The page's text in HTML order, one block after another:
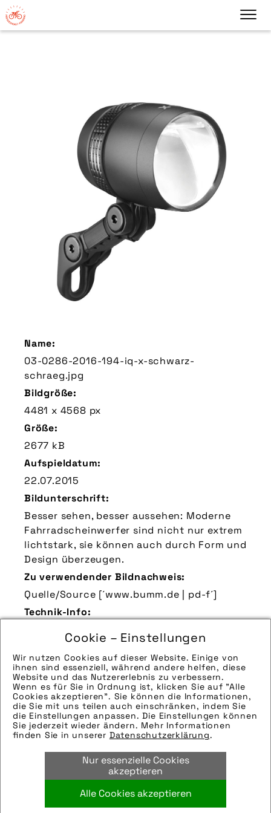
Cookie – Einstellungen
Wir nutzen Cookies auf dieser Website. Einige von
ihnen sind essenziell, während andere helfen, diese
Website und das Nutzererlebnis zu verbessern.
Wenn es für Sie in Ordnung ist, klicken Sie auf "Alle
Cookies akzeptieren". Sie können die Informationen,
die Sie mit uns teilen auch einschränken, indem Sie
die Einstellungen anpassen. Die Einstellungen können
Sie jederzeit wieder ändern. Mehr Informationen
finden Sie in unserer Datenschutzerklärung.
Nur essenzielle Cookies
akzeptieren
Alle Cookies akzeptieren
Name:
03-0286-2016-194-iq-x-schwarz-
schraeg.jpg
Bildgröße:
4481 x 4568 px
Größe:
2677 kB
Aufspieldatum:
22.07.2015
Bildunterschrift:
Besser sehen, besser aussehen: Moderne
Fahrradscheinwerfer sind nicht nur extrem
lichtstark, sie können auch durch Form und
Design überzeugen.
Zu verwendender Bildnachweis:
Quelle/Source [´www.bumm.de | pd-f´]
Technik-Info:
eingefügt. Sie können uns aber gern auch
per E-Mail oder Telefon kontaktieren, wir
helfen gerne weiter.
Tags:
beleuchtung,design, fronststrahler,
frontleuchte,frontscheinwerfer,
frontstrahler,lampe,led,led-scheinwerfer
licht,scheinwerfer,sicherheit,standlicht
Bild downloaden